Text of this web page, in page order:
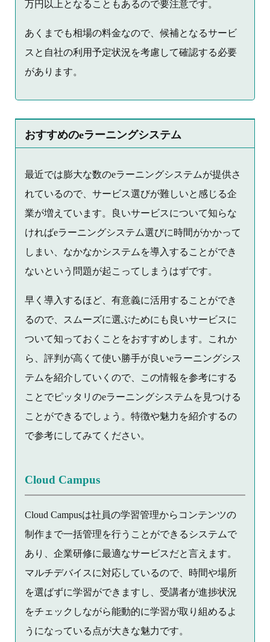
万円以上となることもあるので要注意です。
あくまでも相場の料金なので、候補となるサービ
スと自社の利用予定状況を考慮して確認する必要
があります。
おすすめのeラーニングシステム
最近では膨大な数のeラーニングシステムが提供さ
れているので、サービス選びが難しいと感じる企
業が増えています。良いサービスについて知らな
ければeラーニングシステム選びに時間がかかって
しまい、なかなかシステムを導入することができ
ないという問題が起こってしまうはずです。
早く導入するほど、有意義に活用することができ
るので、スムーズに選ぶためにも良いサービスに
ついて知っておくことをおすすめします。これか
ら、評判が高くて使い勝手が良いeラーニングシス
テムを紹介していくので、この情報を参考にする
ことでピッタリのeラーニングシステムを見つける
ことができるでしょう。特徴や魅力を紹介するの
で参考にしてみてください。
Cloud Campus
Cloud Campusは社員の学習管理からコンテンツの
制作まで一括管理を行うことができるシステムで
あり、企業研修に最適なサービスだと言えます。
マルチデバイスに対応しているので、時間や場所
を選ばずに学習ができますし、受講者が進捗状況
をチェックしながら能動的に学習が取り組めるよ
うになっている点が大きな魅力です。